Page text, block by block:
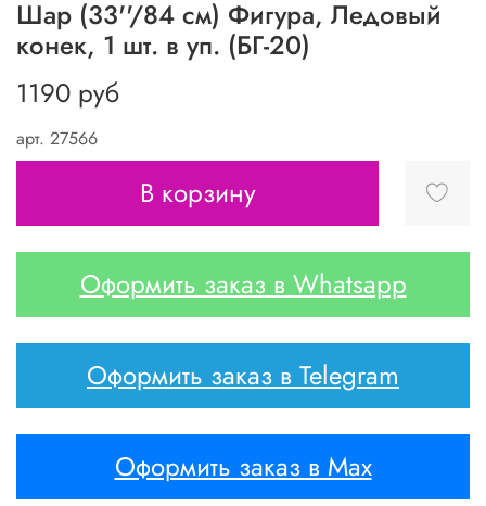
арт. 27566
Шар (33''/84 см) Фигура, Ледовый
конек, 1 шт. в уп. (БГ-20)
1190 руб
В корзину
Оформить заказ в Whatsapp
Оформить заказ в Telegram
Оформить заказ в Max